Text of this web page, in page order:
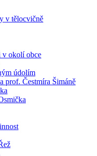
v tělocvičně
v okolí obce
údolím
prof. Čestmíra Šimáně